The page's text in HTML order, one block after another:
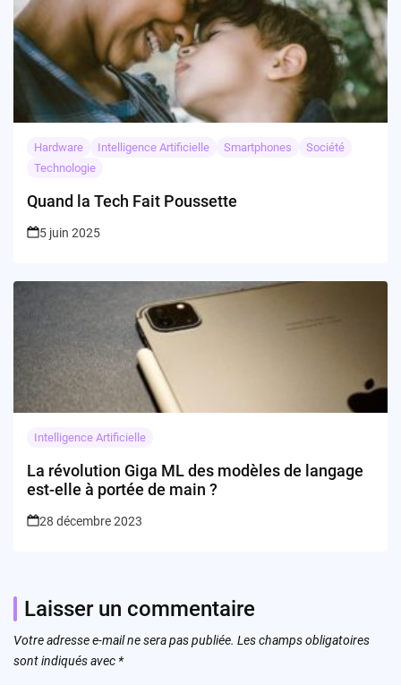
Hardware Intelligence Artificielle Smartphones
Société
Technologie
Quand la Tech Fait Poussette
5 juin 2025
Intelligence Artificielle
La révolution Giga ML des modèles de langage
est-elle à portée de main ?
28 décembre 2023
Laisser un commentaire
Votre adresse e-mail ne sera pas publiée. Les champs obligatoires
sont indiqués avec *